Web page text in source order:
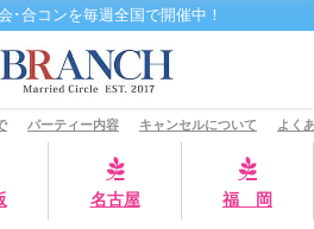
･合コンを毎週全国で開催中！
パーティー内容 キャンセルについて よく
名古屋 福 岡